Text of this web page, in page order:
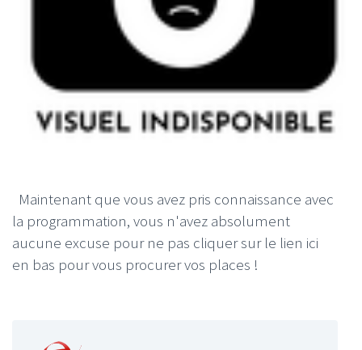
Maintenant que vous avez pris connaissance avec
la programmation, vous n'avez absolument
aucune excuse pour ne pas cliquer sur le lien ici
en bas pour vous procurer vos places !